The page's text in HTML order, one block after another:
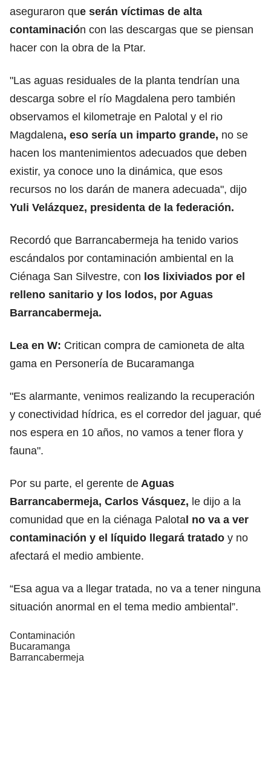
aseguraron que serán víctimas de alta
contaminación con las descargas que se piensan
hacer con la obra de la Ptar.
"Las aguas residuales de la planta tendrían una
descarga sobre el río Magdalena pero también
observamos el kilometraje en Palotal y el rio
Magdalena, eso sería un imparto grande, no se
hacen los mantenimientos adecuados que deben
existir, ya conoce uno la dinámica, que esos
recursos no los darán de manera adecuada", dijo
Yuli Velázquez, presidenta de la federación.
Recordó que Barrancabermeja ha tenido varios
escándalos por contaminación ambiental en la
Ciénaga San Silvestre, con los lixiviados por el
relleno sanitario y los lodos, por Aguas
Barrancabermeja.
Lea en W: Critican compra de camioneta de alta
gama en Personería de Bucaramanga
"Es alarmante, venimos realizando la recuperación
y conectividad hídrica, es el corredor del jaguar, qué
nos espera en 10 años, no vamos a tener flora y
fauna".
Por su parte, el gerente de Aguas
Barrancabermeja, Carlos Vásquez, le dijo a la
comunidad que en la ciénaga Palotal no va a ver
contaminación y el líquido llegará tratado y no
afectará el medio ambiente.
“Esa agua va a llegar tratada, no va a tener ninguna
situación anormal en el tema medio ambiental”.
Contaminación
Bucaramanga
Barrancabermeja